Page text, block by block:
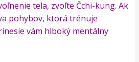
tela, zvoľte Čchi-kung. Ak
pohybov, ktorá trénuje
vám hlboký mentálny